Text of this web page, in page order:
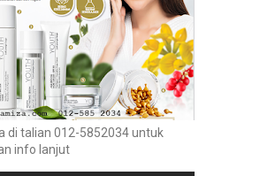
di talian 012-5852034 untuk
info lanjut